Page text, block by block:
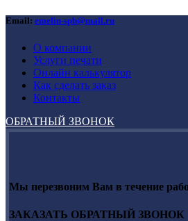
Email: emelin-spb@mail.ru
О компании
Услуги печати
Онлайн калькулятор
Как сделать заказ
Контакты
ОБРАТНЫЙ ЗВОНОК
Мы перезвоним Вам в течение
ЗАКАЗАТЬ ОБРАТНЫЙ ЗВОНОК